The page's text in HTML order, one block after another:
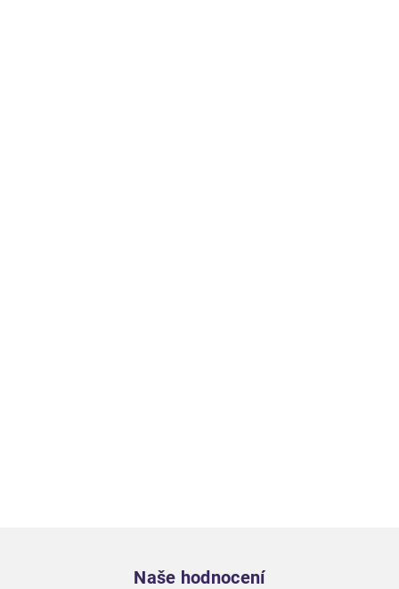
Naše hodnocení